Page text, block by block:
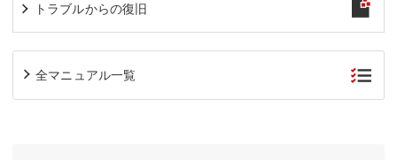
トラブルからの復旧
全マニュアル一覧